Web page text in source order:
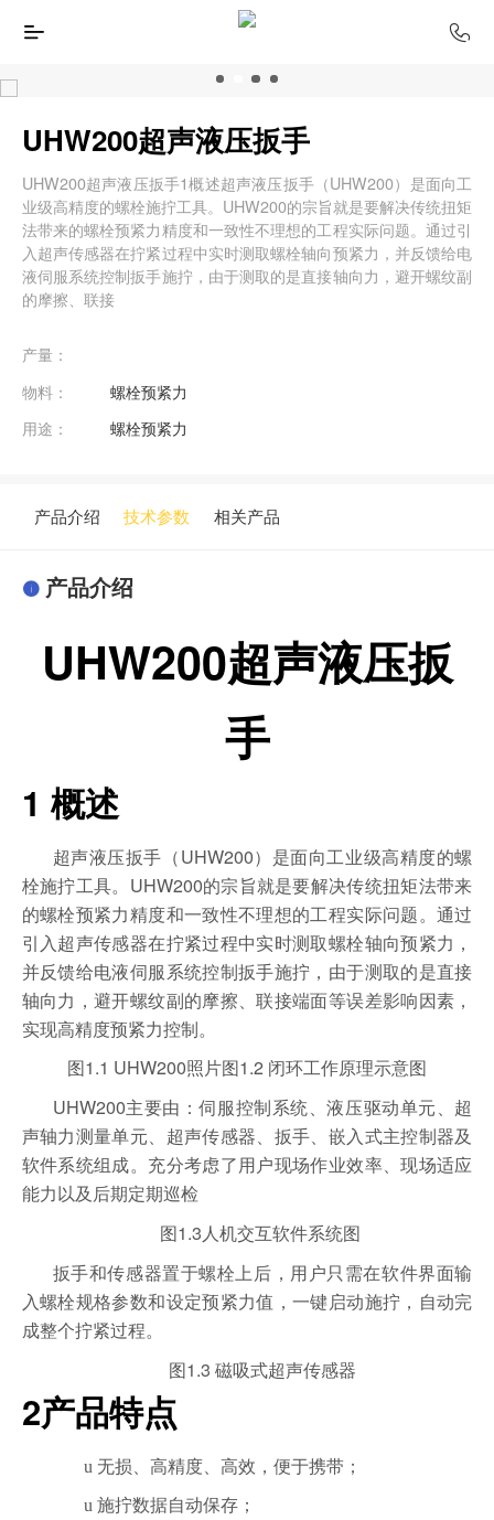
UHW200超声液压扳手
UHW200超声液压扳手1概述超声液压扳手（UHW200）是面向工
业级高精度的螺栓施拧工具。UHW200的宗旨就是要解决传统扭矩
法带来的螺栓预紧力精度和一致性不理想的工程实际问题。通过引
入超声传感器在拧紧过程中实时测取螺栓轴向预紧力，并反馈给电
液伺服系统控制扳手施拧，由于测取的是直接轴向力，避开螺纹副
的摩擦、联接
产量：
物料：
螺栓预紧力
用途：
螺栓预紧力
产品介绍 技术参数 相关产品
产品介绍
UHW200超声液压扳
手
1 概述
超声液压扳手（ UHW200）是面向工业级高精度的螺
栓施拧工具。 UHW200的宗旨就是要解决传统扭矩法带来
的螺栓预紧力精度和一致性不理想的工程实际问题。通过
引入超声传感器在拧紧过程中实时测取螺栓轴向预紧力，
并反馈给电液伺服系统控制扳手施拧，由于测取的是直接
轴向力，避开螺纹副的摩擦、联接端面等误差影响因素，
实现高精度预紧力控制。
图 1.1 UHW200照片图 1.2 闭环工作原理示意图
UHW200主要由：伺服控制系统、液压驱动单元、超
声轴力测量单元、超声传感器、扳手、嵌入式主控制器及
软件系统组成。充分考虑了用户现场作业效率、现场适应
能力以及后期定期巡检
图 1.3 人机交互软件系统图
扳手和传感器置于螺栓上后，用户只需在软件界面输
入螺栓规格参数和设定预紧力值，一键启动施拧，自动完
成整个拧紧过程。
图 1.3 磁吸式超声传感器
2产品特点
u 无损、高精度、高效，便于携带；
u 施拧数据自动保存；